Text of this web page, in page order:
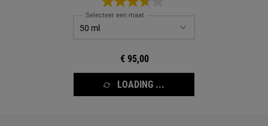
Selecteer een maat
€ 95,00
LOADING ...